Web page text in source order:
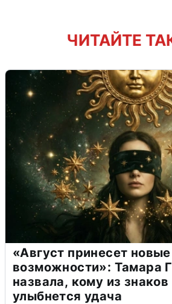
ЧИТАЙТЕ
«Август принесет новые
возможности»: Тамара
назвала, кому из знаков
улыбнется удача